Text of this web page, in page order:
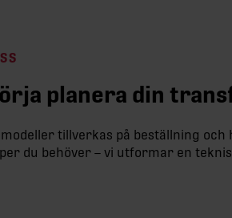
planera din
tillverkas på beställning
du behöver – vi utformar en